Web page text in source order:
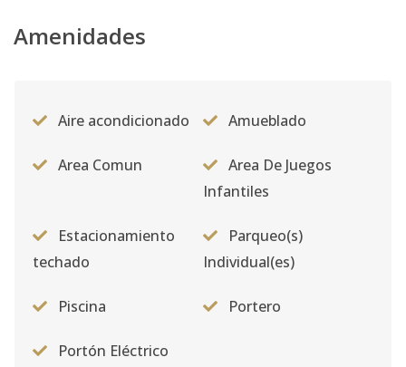
Amenidades
Aire acondicionado Amueblado
Area Comun
Area De Juegos
Infantiles
Estacionamiento
techado
Parqueo(s)
Individual(es)
Piscina Portero
Portón Eléctrico